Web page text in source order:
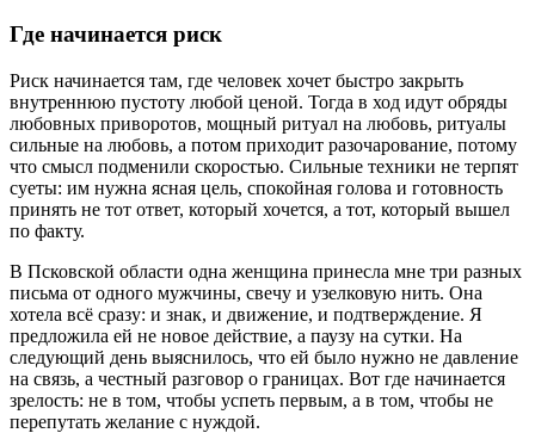
Где начинается риск
Риск начинается там, где человек хочет быстро закрыть
внутреннюю пустоту любой ценой. Тогда в ход идут обряды
любовных приворотов, мощный ритуал на любовь, ритуалы
сильные на любовь, а потом приходит разочарование, потому
что смысл подменили скоростью. Сильные техники не терпят
суеты: им нужна ясная цель, спокойная голова и готовность
принять не тот ответ, который хочется, а тот, который вышел
по факту.
В Псковской области одна женщина принесла мне три разных
письма от одного мужчины, свечу и узелковую нить. Она
хотела всё сразу: и знак, и движение, и подтверждение. Я
предложила ей не новое действие, а паузу на сутки. На
следующий день выяснилось, что ей было нужно не давление
на связь, а честный разговор о границах. Вот где начинается
зрелость: не в том, чтобы успеть первым, а в том, чтобы не
перепутать желание с нуждой.